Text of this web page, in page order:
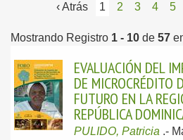
‹ Atrás 1 2 3 4 5
Mostrando Registro 1 - 10 de 57
EVALUACIÓN DEL
DE MICROCRÉDITO
FUTURO EN LA
REPÚBLICA
PULIDO, Patricia .-